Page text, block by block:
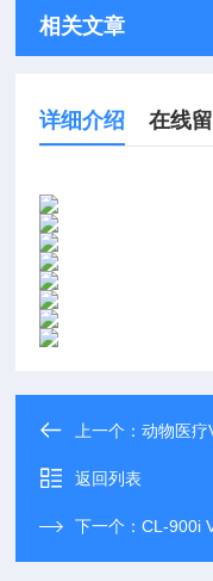
相关文章
详细介绍 在线
上一个：动物医疗
返回列表
下一个：CL-900i